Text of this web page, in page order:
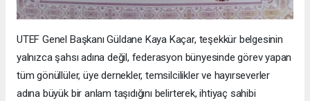
UTEF Genel Başkanı Güldane Kaya Kaçar, teşekkür belgesinin
yalnızca şahsı adına değil, federasyon bünyesinde görev yapan
tüm gönüllüler, üye dernekler, temsilcilikler ve hayırseverler
adına büyük bir anlam taşıdığını belirterek, ihtiyaç sahibi